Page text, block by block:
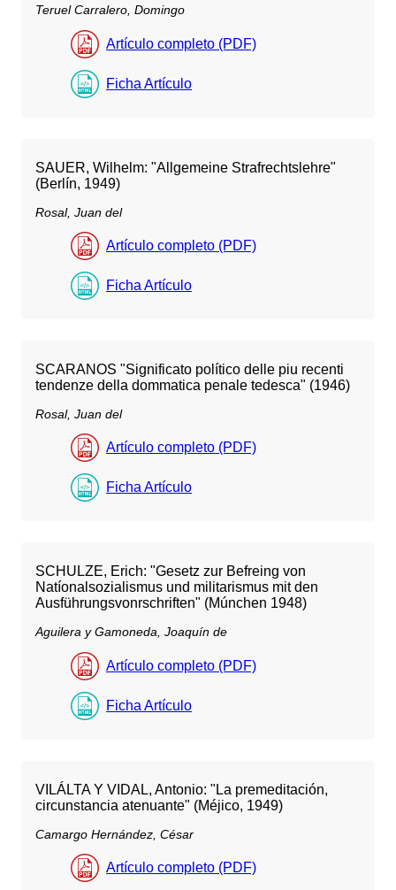
Teruel Carralero, Domingo
Artículo completo (PDF)
Ficha Artículo
SAUER, Wilhelm: "Allgemeine Strafrechtslehre"
(Berlín, 1949)
Rosal, Juan del
Artículo completo (PDF)
Ficha Artículo
SCARANOS "Significato político delle piu recenti
tendenze della dommatica penale tedesca" (1946)
Rosal, Juan del
Artículo completo (PDF)
Ficha Artículo
SCHULZE, Erich: "Gesetz zur Befreing von
Natíonalsozialismus und militarismus mit den
Ausführungsvonrschriften" (Múnchen 1948)
Aguilera y Gamoneda, Joaquín de
Artículo completo (PDF)
Ficha Artículo
VILÁLTA Y VIDAL, Antonio: "La premeditación,
circunstancia atenuante" (Méjico, 1949)
Camargo Hernández, César
Artículo completo (PDF)